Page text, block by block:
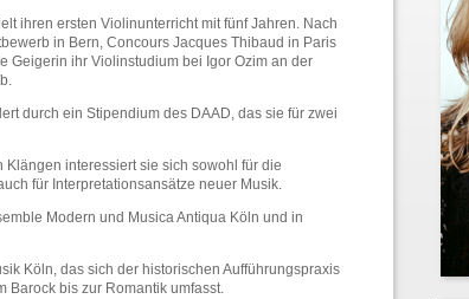
ihren ersten Violinunterricht mit fünf Jahren. Nach
in Bern, Concours Jacques Thibaud in Paris
Geigerin ihr Violinstudium bei Igor Ozim an der
durch ein Stipendium des DAAD, das sie für zwei
interessiert sie sich sowohl für die
für Inter­pretationsansätze neuer Musik.
Modern und Musica Antiqua Köln und in
Köln, das sich der historischen Aufführungs­praxis
Barock bis zur Romantik umfasst.